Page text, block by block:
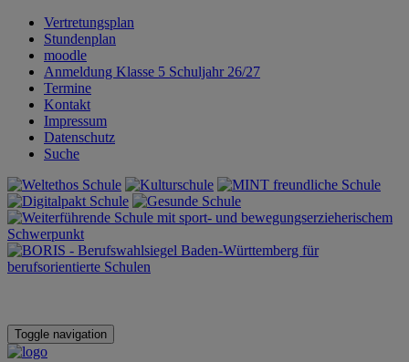
Vertretungsplan
Stundenplan
moodle
Anmeldung Klasse 5 Schuljahr 26/27
Termine
Kontakt
Impressum
Datenschutz
Suche
Toggle navigation